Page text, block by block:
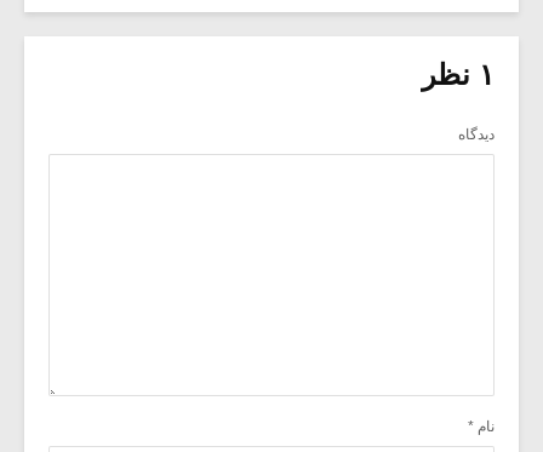
۱ نظر
دیدگاه
نام *